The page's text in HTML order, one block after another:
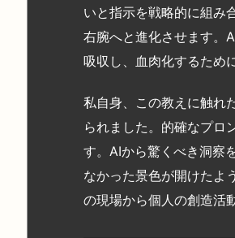
いと指示を戦略的に組み
右腕へと進化させます。
吸収し、血肉化するため
私自身、この教えに触れ
られました。的確なプロ
す。AIから驚くべき洞察
なかった景色が開けたよ
の現場から個人の創造活